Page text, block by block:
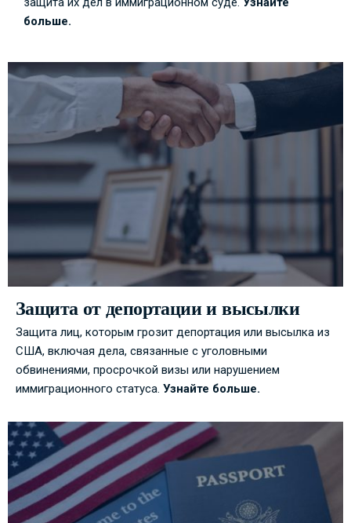
больше.
Защита от депортации и высылки
Защита лиц, которым грозит депортация или высылка из
США, включая дела, связанные с уголовными
обвинениями, просрочкой визы или нарушением
иммиграционного статуса. Узнайте больше.